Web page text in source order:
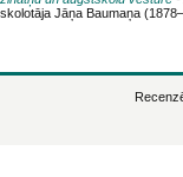
Jāņa Baumaņa